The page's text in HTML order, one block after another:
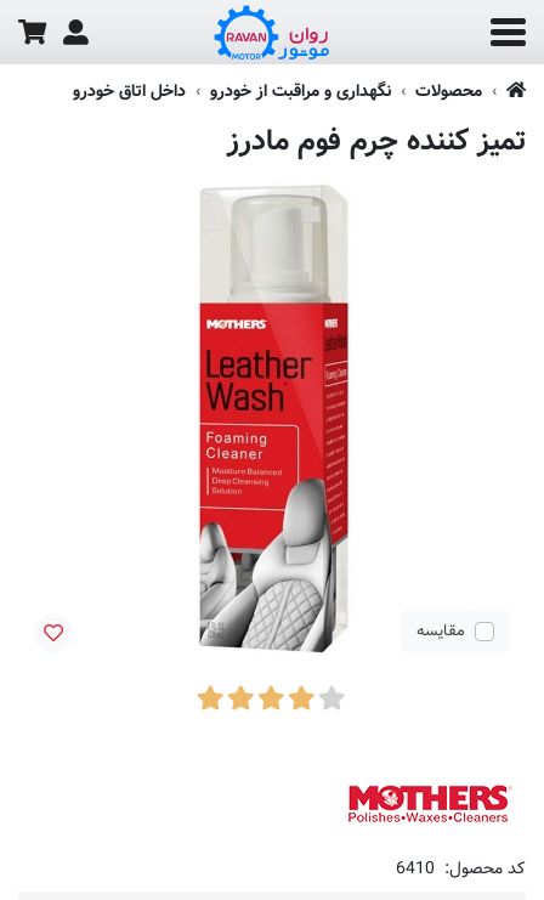
محصولات نگهداری و مراقبت از خودرو داخل اتاق خودرو
تمیز کننده چرم فوم مادرز
مقایسه
کد محصول: 6410